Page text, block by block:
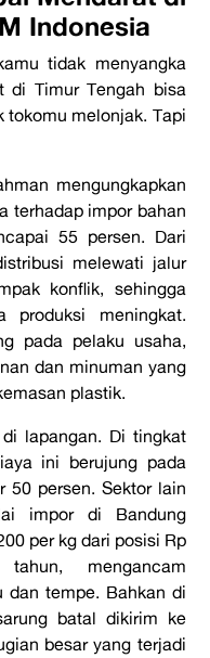
Indonesia
tidak menyangka
di Timur Tengah bisa
tokomu melonjak. Tapi
mengungkapkan
terhadap impor bahan
55 persen. Dari
melewati jalur
konflik, sehingga
produksi meningkat.
pada pelaku usaha,
dan minuman yang
plastik.
lapangan. Di tingkat
ini berujung pada
50 persen. Sektor lain
impor di Bandung
per kg dari posisi Rp
mengancam
dan tempe. Bahkan di
batal dikirim ke
besar yang terjadi